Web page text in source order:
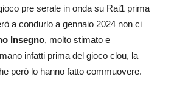
pre serale in onda su Rai1 prima
a condurlo a gennaio 2024 non ci
Insegno, molto stimato e
infatti prima del gioco clou, la
però lo hanno fatto commuovere.